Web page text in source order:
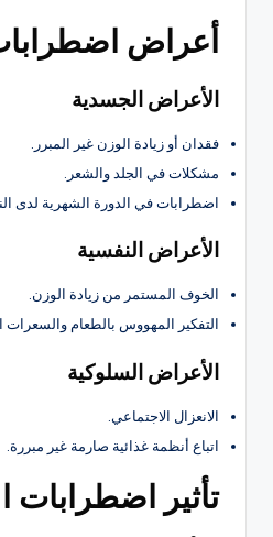
أعراض
الأعراض الجسدية
فقدان أو زيادة الوزن غير المبرر.
مشكلات في الجلد والشعر.
اضطرابات في الدورة الشهرية لدى
الأعراض النفسية
الخوف المستمر من زيادة الوزن.
التفكير المهووس بالطعام والسعرات
الأعراض السلوكية
الانعزال الاجتماعي.
اتباع أنظمة غذائية صارمة غير مبررة.
تأثير اضطرابات